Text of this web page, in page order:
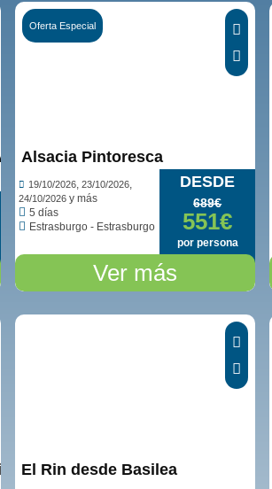
en crucero
Oferta Especial
DESDE
689€
551€
por persona
Alsacia Pintoresca
19/10/2026 ,23/10/2026
24/10/2026 y más
5 días
Estrasburgo - Estrasburgo
Ver más
por el Rin en castellano
El Rin desde Basilea